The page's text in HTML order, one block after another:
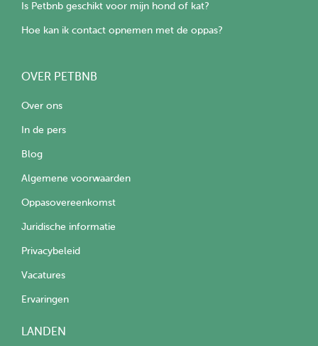
Is Petbnb geschikt voor mijn hond of kat?
Hoe kan ik contact opnemen met de oppas?
OVER PETBNB
Over ons
In de pers
Blog
Algemene voorwaarden
Oppasovereenkomst
Juridische informatie
Privacybeleid
Vacatures
Ervaringen
LANDEN